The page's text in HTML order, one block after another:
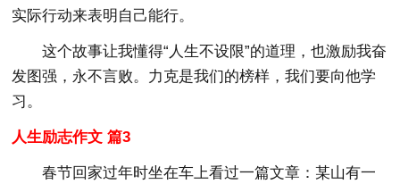
实际行动来表明自己能行。
这个故事让我懂得“人生不设限”的道理，也激励我奋
发图强，永不言败。力克是我们的榜样，我们要向他学
习。
人生励志作文 篇3
春节回家过年时坐在车上看过一篇文章：某山有一